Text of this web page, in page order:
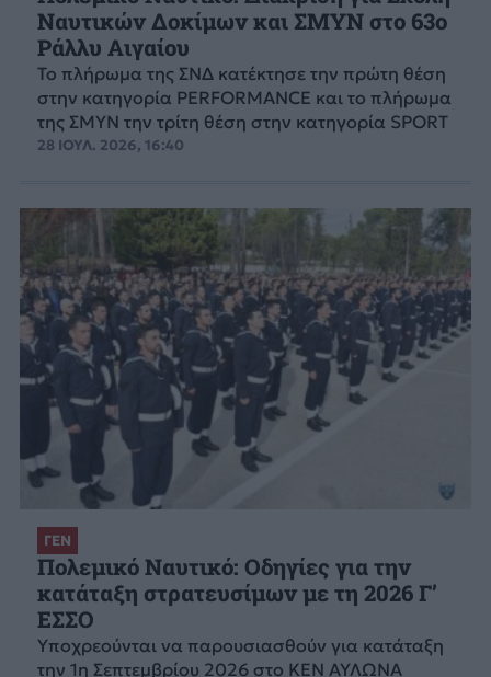
Ναυτικών Δοκίμων και ΣΜΥΝ στο 63ο
Ράλλυ Αιγαίου
Το πλήρωμα της ΣΝΔ κατέκτησε την πρώτη θέση
στην κατηγορία PERFORMANCE και το πλήρωμα
της ΣΜΥΝ την τρίτη θέση στην κατηγορία SPORT
28 ΙΟΥΛ. 2026, 16:40
ΓΕΝ
Πολεμικό Ναυτικό: Οδηγίες για την
κατάταξη στρατευσίμων με τη 2026 Γ’
ΕΣΣΟ
Υποχρεούνται να παρουσιασθούν για κατάταξη
την 1η Σεπτεμβρίου 2026 στο ΚΕΝ ΑΥΛΩΝΑ